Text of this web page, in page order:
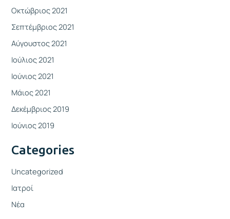
Οκτώβριος 2021
Σεπτέμβριος 2021
Αύγουστος 2021
Ιούλιος 2021
Ιούνιος 2021
Μάιος 2021
Δεκέμβριος 2019
Ιούνιος 2019
Categories
Uncategorized
Ιατροί
Νέα